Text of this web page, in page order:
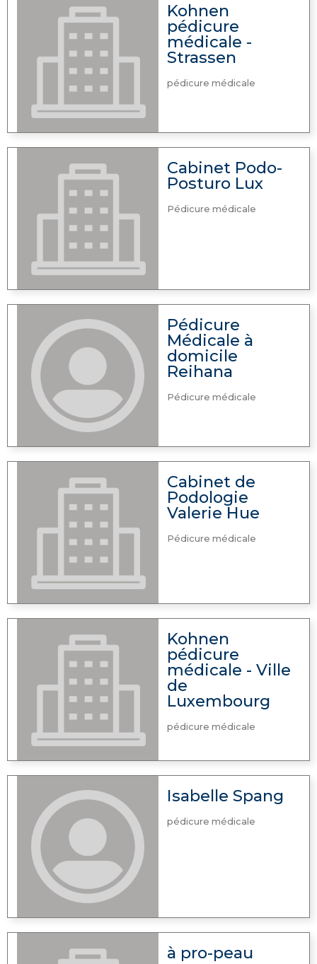
Kohnen
pédicure
médicale -
Strassen
pédicure médicale
Cabinet Podo-
Posturo Lux
Pédicure médicale
Pédicure
Médicale à
domicile
Reihana
Pédicure médicale
Cabinet de
Podologie
Valerie Hue
Pédicure médicale
Kohnen
pédicure
médicale - Ville
de
Luxembourg
pédicure médicale
Isabelle Spang
pédicure médicale
à pro-peau